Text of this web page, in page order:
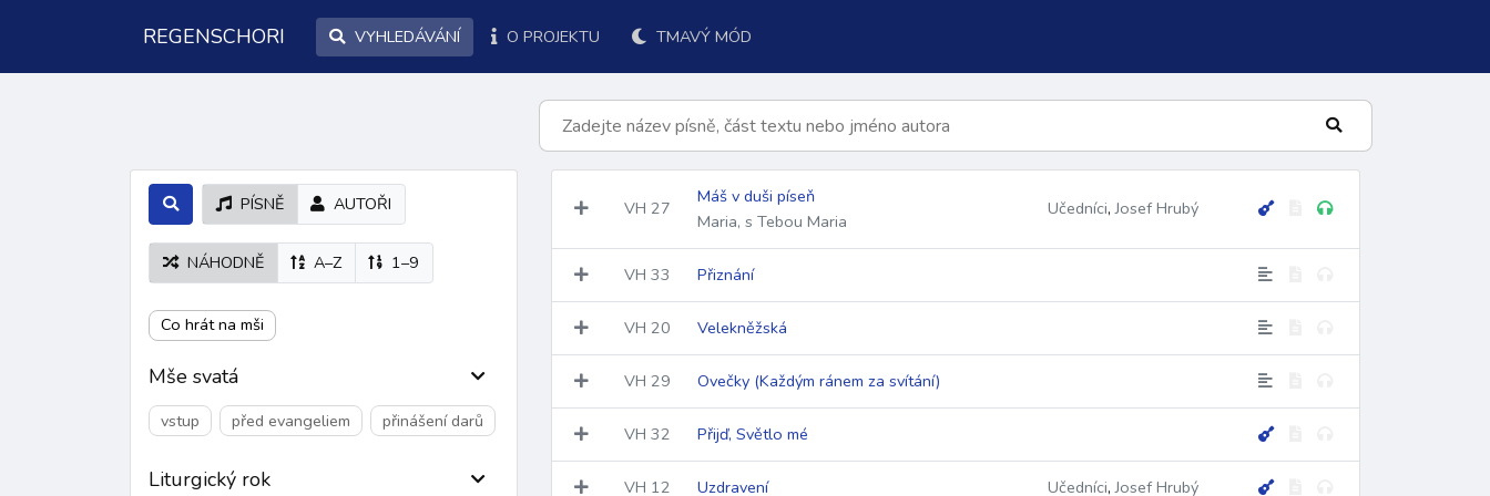
REGENSCHORI VYHLEDÁVÁNÍ O PROJEKTU TMAVÝ MÓD
PÍSNĚ AUTOŘI
NÁHODNĚ A–Z 1–9
Co hrát na mši
Mše svatá
vstup před evangeliem přinášení darů
Liturgický rok
VH 27
Máš v duši píseň
Maria, s Tebou Maria
Učedníci, Josef Hrubý
VH 33 Přiznání
VH 20 Velekněžská
VH 29 Ovečky (Každým ránem za svítání)
VH 32 Přijď, Světlo mé
VH 12 Uzdravení Učedníci, Josef Hrubý